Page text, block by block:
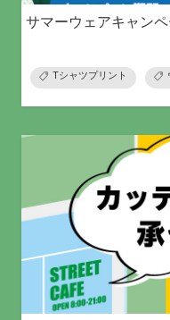
サマーウェアキャン
Tシャツプリント